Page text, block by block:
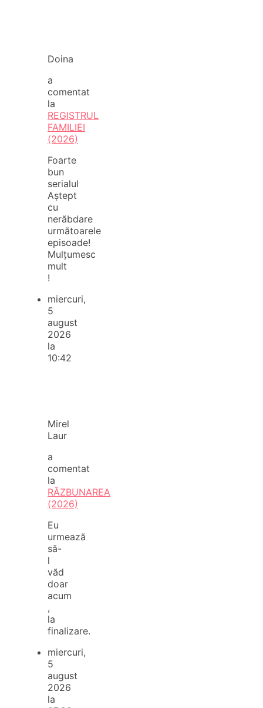
Doina
a
comentat
la
REGISTRUL
FAMILIEI
(2026)
Foarte
bun
serialul
Aștept
cu
nerăbdare
următoarele
episoade!
Mulțumesc
mult
!
miercuri,
5
august
2026
la
10:42
Mirel
Laur
a
comentat
la
RĂZBUNAREA
(2026)
Eu
urmează
să-
l
văd
doar
acum
,
la
finalizare.
miercuri,
5
august
2026
la